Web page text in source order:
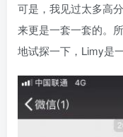
可是，我见过太多高
来更是一套一套的。
地试探一下，Limy是